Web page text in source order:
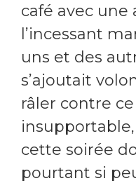
café avec
l’incessant
uns et des
s’ajoutait
râler contre
cette soirée
pourtant si